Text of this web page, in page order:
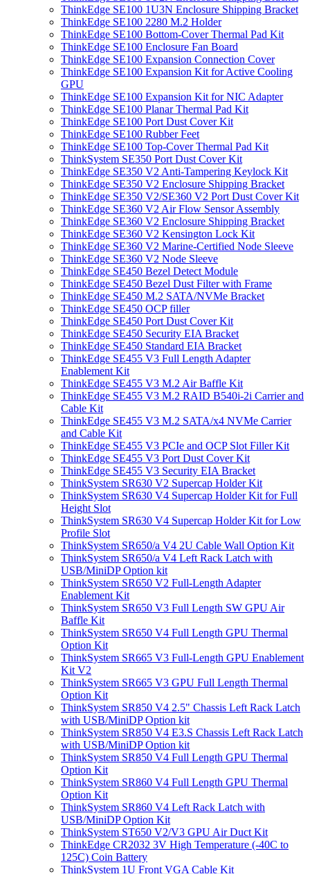
ThinkEdge SE100 1U3N Enclosure Shipping Bracket
ThinkEdge SE100 2280 M.2 Holder
ThinkEdge SE100 Bottom-Cover Thermal Pad Kit
ThinkEdge SE100 Enclosure Fan Board
ThinkEdge SE100 Expansion Connection Cover
ThinkEdge SE100 Expansion Kit for Active Cooling
GPU
ThinkEdge SE100 Expansion Kit for NIC Adapter
ThinkEdge SE100 Planar Thermal Pad Kit
ThinkEdge SE100 Port Dust Cover Kit
ThinkEdge SE100 Rubber Feet
ThinkEdge SE100 Top-Cover Thermal Pad Kit
ThinkSystem SE350 Port Dust Cover Kit
ThinkEdge SE350 V2 Anti-Tampering Keylock Kit
ThinkEdge SE350 V2 Enclosure Shipping Bracket
ThinkEdge SE350 V2/SE360 V2 Port Dust Cover Kit
ThinkEdge SE360 V2 Air Flow Sensor Assembly
ThinkEdge SE360 V2 Enclosure Shipping Bracket
ThinkEdge SE360 V2 Kensington Lock Kit
ThinkEdge SE360 V2 Marine-Certified Node Sleeve
ThinkEdge SE360 V2 Node Sleeve
ThinkEdge SE450 Bezel Detect Module
ThinkEdge SE450 Bezel Dust Filter with Frame
ThinkEdge SE450 M.2 SATA/NVMe Bracket
ThinkEdge SE450 OCP filler
ThinkEdge SE450 Port Dust Cover Kit
ThinkEdge SE450 Security EIA Bracket
ThinkEdge SE450 Standard EIA Bracket
ThinkEdge SE455 V3 Full Length Adapter
Enablement Kit
ThinkEdge SE455 V3 M.2 Air Baffle Kit
ThinkEdge SE455 V3 M.2 RAID B540i-2i Carrier and
Cable Kit
ThinkEdge SE455 V3 M.2 SATA/x4 NVMe Carrier
and Cable Kit
ThinkEdge SE455 V3 PCIe and OCP Slot Filler Kit
ThinkEdge SE455 V3 Port Dust Cover Kit
ThinkEdge SE455 V3 Security EIA Bracket
ThinkSystem SR630 V2 Supercap Holder Kit
ThinkSystem SR630 V4 Supercap Holder Kit for Full
Height Slot
ThinkSystem SR630 V4 Supercap Holder Kit for Low
Profile Slot
ThinkSystem SR650/a V4 2U Cable Wall Option Kit
ThinkSystem SR650/a V4 Left Rack Latch with
USB/MiniDP Option kit
ThinkSystem SR650 V2 Full-Length Adapter
Enablement Kit
ThinkSystem SR650 V3 Full Length SW GPU Air
Baffle Kit
ThinkSystem SR650 V4 Full Length GPU Thermal
Option Kit
ThinkSystem SR665 V3 Full-Length GPU Enablement
Kit V2
ThinkSystem SR665 V3 GPU Full Length Thermal
Option Kit
ThinkSystem SR850 V4 2.5" Chassis Left Rack Latch
with USB/MiniDP Option kit
ThinkSystem SR850 V4 E3.S Chassis Left Rack Latch
with USB/MiniDP Option kit
ThinkSystem SR850 V4 Full Length GPU Thermal
Option Kit
ThinkSystem SR860 V4 Full Length GPU Thermal
Option Kit
ThinkSystem SR860 V4 Left Rack Latch with
USB/MiniDP Option Kit
ThinkSystem ST650 V2/V3 GPU Air Duct Kit
ThinkEdge CR2032 3V High Temperature (-40C to
125C) Coin Battery
ThinkSystem 1U Front VGA Cable Kit